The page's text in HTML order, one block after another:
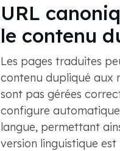
URL
le contenu
Les pages traduites
contenu dupliqué aux
sont pas gérées
configure
langue, permettant
version linguistique